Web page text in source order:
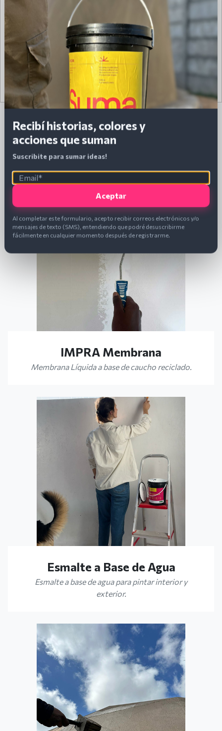
Recibí historias, colores y
acciones que suman
Suscribite para sumar ideas!
Aceptar
Al completar este formulario, acepto recibir correos electrónicos y/o
mensajes de texto (SMS), entendiendo que podré desuscribirme
fácilmente en cualquier momento después de registrarme.
PRODUCTOS
IMPRA Membrana
Membrana Líquida a base de caucho reciclado.
Esmalte a Base de Agua
Esmalte a base de agua para pintar interior y
exterior.